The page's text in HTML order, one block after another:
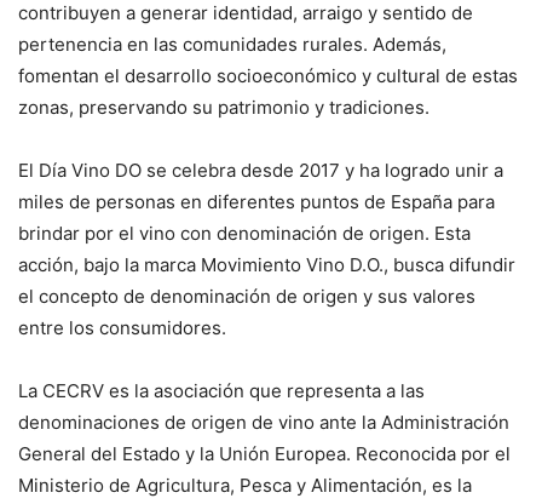
contribuyen a generar identidad, arraigo y sentido de
pertenencia en las comunidades rurales. Además,
fomentan el desarrollo socioeconómico y cultural de estas
zonas, preservando su patrimonio y tradiciones.
El Día Vino DO se celebra desde 2017 y ha logrado unir a
miles de personas en diferentes puntos de España para
brindar por el vino con denominación de origen. Esta
acción, bajo la marca Movimiento Vino D.O., busca difundir
el concepto de denominación de origen y sus valores
entre los consumidores.
La CECRV es la asociación que representa a las
denominaciones de origen de vino ante la Administración
General del Estado y la Unión Europea. Reconocida por el
Ministerio de Agricultura, Pesca y Alimentación, es la